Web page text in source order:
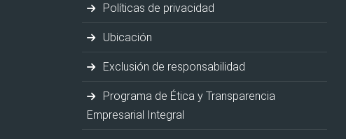
Políticas de privacidad
Ubicación
Exclusión de responsabilidad
Programa de Ética y Transparencia
Empresarial Integral